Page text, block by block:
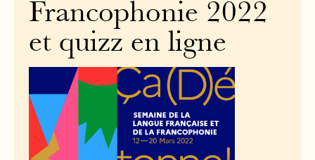
Francophonie 2022
et quizz en ligne